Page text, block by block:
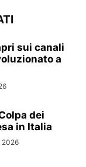
sui canali
a
dei
in Italia
2026